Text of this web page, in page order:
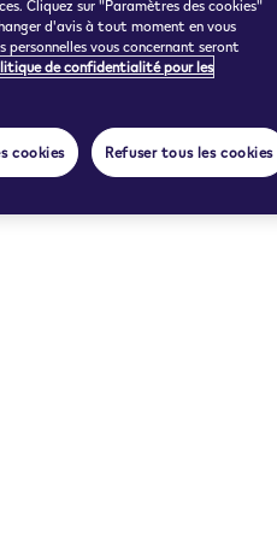
Cliquez sur "Paramètres des cookies"
d'avis à tout moment en vous
personnelles vous concernant seront
de confidentialité pour les
cookies Refuser tous les cookies